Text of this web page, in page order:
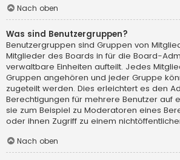
Nach oben
Was sind Benutzergruppen?
Benutzergruppen sind Gruppen von
Mitglieder des Boards in für die Board-
verwaltbare Einheiten aufteilt. Jedes
Gruppen angehören und jeder Gruppe
zugeteilt werden. Dies erleichtert es den
Berechtigungen für mehrere Benutzer auf
sie zum Beispiel zu Moderatoren eines
oder ihnen Zugriff zu einem
Nach oben